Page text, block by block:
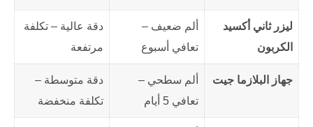
ليزر ثاني أكسيد
الكربون
ألم ضعيف –
تعافي أسبوع
دقة عالية – تكلفة
مرتفعة
جهاز البلازما جيت
ألم سطحي –
تعافي 5 أيام
دقة متوسطة –
تكلفة منخفضة